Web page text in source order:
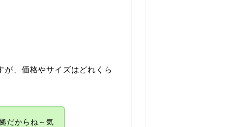
が、価格やサイズはどれくら
だからね～気